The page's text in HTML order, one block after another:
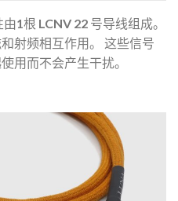
1根 LCNV 22 号导线组成。
射频相互作用。
这些信号
用而不会产生干扰。